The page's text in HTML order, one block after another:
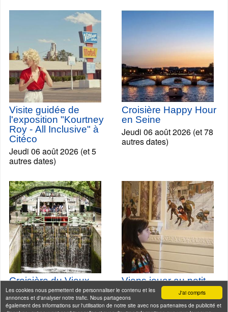
J'ai compris
Les cookies nous permettent de personnaliser le contenu et les
annonces et d'analyser notre trafic. Nous partageons
également des informations sur l'utilisation de notre site avec nos partenaires de publicité et
Visite guidée de
l'exposition "Kourtney
Roy - All Inclusive" à
Citéco
Jeudi 06 août 2026 (et 5
autres dates)
Croisière Happy Hour
en Seine
Jeudi 06 août 2026 (et 78
autres dates)
Croisière du Vieux
Paris sur le Canal
Saint-Martin
Viens jouer au petit
Poulbot à Montmartre,
parcours pour petits